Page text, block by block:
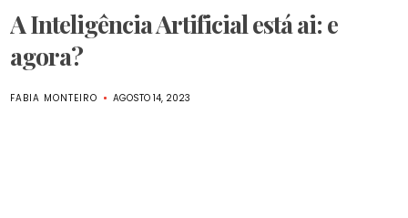
A Inteligência Artificial está ai: e
agora?
FABIA MONTEIRO AGOSTO 14, 2023